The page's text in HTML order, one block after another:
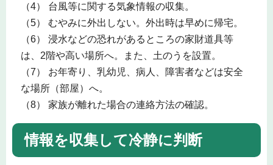
（4） 台風等に関する気象情報の収集。
（5） むやみに外出しない。外出時は早めに帰宅。
（6） 浸水などの恐れがあるところの家財道具等
は、2階や高い場所へ。また、土のうを設置。
（7） お年寄り、乳幼児、病人、障害者などは安全
な場所（部屋）へ。
（8） 家族が離れた場合の連絡方法の確認。
情報を収集して冷静に判断